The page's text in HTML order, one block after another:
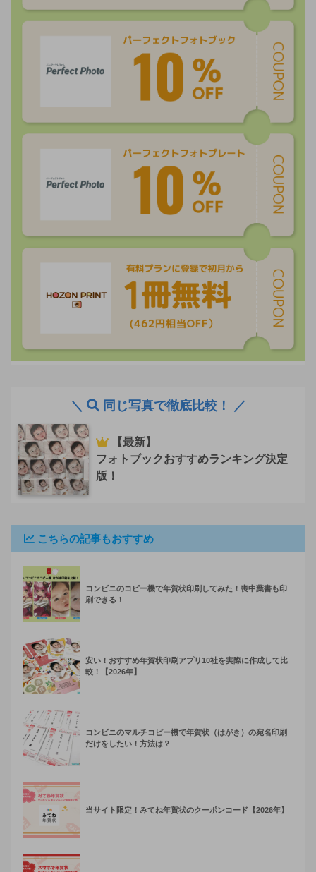
＼ 同じ写真で徹底比較！ ／
【最新】
フォトブックおすすめランキング決定
版！
こちらの記事もおすすめ
コンビニのコピー機で年賀状印刷してみた！喪中葉書も印
刷できる！
安い！おすすめ年賀状印刷アプリ10社を実際に作成して比
較！【2026年】
コンビニのマルチコピー機で年賀状（はがき）の宛名印刷
だけをしたい！方法は？
当サイト限定！みてね年賀状のクーポンコード【2026年】